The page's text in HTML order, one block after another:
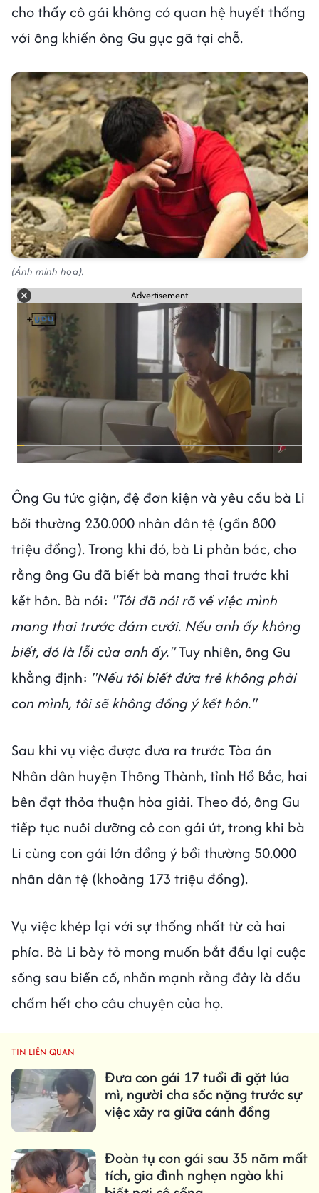
cho thấy cô gái không có quan hệ huyết thống
với ông khiến ông Gu gục gã tại chỗ.
(Ảnh minh họa).
Advertisement
Ông Gu tức giận, đệ đơn kiện và yêu cầu bà Li
bồi thường 230.000 nhân dân tệ (gần 800
triệu đồng). Trong khi đó, bà Li phản bác, cho
rằng ông Gu đã biết bà mang thai trước khi
kết hôn. Bà nói: "Tôi đã nói rõ về việc mình
mang thai trước đám cưới. Nếu anh ấy không
biết, đó là lỗi của anh ấy."Tuy nhiên, ông Gu
khẳng định: "Nếu tôi biết đứa trẻ không phải
con mình, tôi sẽ không đồng ý kết hôn."
Sau khi vụ việc được đưa ra trước Tòa án
Nhân dân huyện Thông Thành, tỉnh Hồ Bắc, hai
bên đạt thỏa thuận hòa giải. Theo đó, ông Gu
tiếp tục nuôi dưỡng cô con gái út, trong khi bà
Li cùng con gái lớn đồng ý bồi thường 50.000
nhân dân tệ (khoảng 173 triệu đồng).
Vụ việc khép lại với sự thống nhất từ cả hai
phía. Bà Li bày tỏ mong muốn bắt đầu lại cuộc
sống sau biến cố, nhấn mạnh rằng đây là dấu
chấm hết cho câu chuyện của họ.
TIN LIÊN QUAN
Đưa con gái 17 tuổi đi gặt lúa
mì, người cha sốc nặng trước sự
việc xảy ra giữa cánh đồng
Đoàn tụ con gái sau 35 năm mất
tích, gia đình nghẹn ngào khi